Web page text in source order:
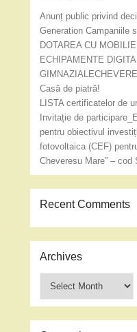
Anunț public privind
Generation Campaniile
DOTAREA CU
ECHIPAMENTE
Casă de piatră!
LISTA certificatelor de
Invitație de
pentru obiectivul
fotovoltaica (CEF)
Cheveresu Mare” – cod
Recent Comments
Archives